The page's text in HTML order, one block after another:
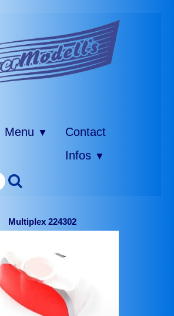
Menu ▼
Contact
Infos ▼
Multiplex 224302